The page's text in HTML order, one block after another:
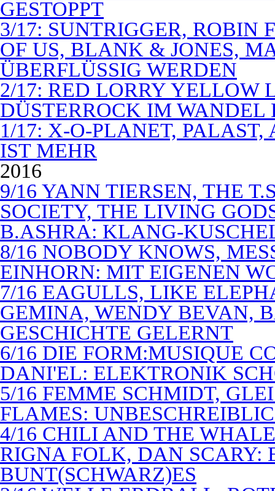
GESTOPPT
3/17: SUNTRIGGER, ROBIN
OF US, BLANK & JONES,
ÜBERFLÜSSIG WERDEN
2/17: RED LORRY YELLOW
DÜSTERROCK IM WANDEL
1/17: X-O-PLANET,
IST MEHR
2016
9/16 YANN TIERSEN, THE
SOCIETY, THE LIVING
B.ASHRA: KLANG-
8/16 NOBODY KNOWS,
EINHORN: MIT EIGENEN
7/16 EAGULLS, LIKE
GEMINA, WENDY BEVAN,
GESCHICHTE GELERNT
6/16 DIE FORM:MUSIQUE
DANI'EL: ELEKTRONIK
5/16 FEMME SCHMIDT,
FLAMES:
4/16 CHILI AND THE
RIGNA FOLK, DAN SCARY:
BUNT(SCHWARZ)ES